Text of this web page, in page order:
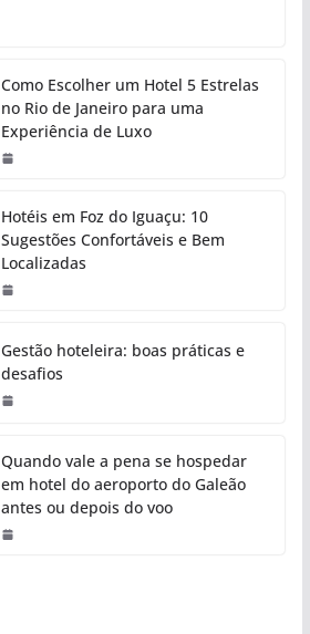
Como Escolher um Hotel 5 Estrelas
no Rio de Janeiro para uma
Experiência de Luxo
Hotéis em Foz do Iguaçu: 10
Sugestões Confortáveis e Bem
Localizadas
Gestão hoteleira: boas práticas e
desafios
Quando vale a pena se hospedar
em hotel do aeroporto do Galeão
antes ou depois do voo